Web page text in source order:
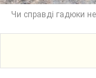
Чи справді гадюки